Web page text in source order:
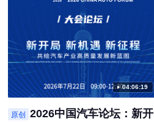
04:06:19
原创
2026中国汽车论坛：新开